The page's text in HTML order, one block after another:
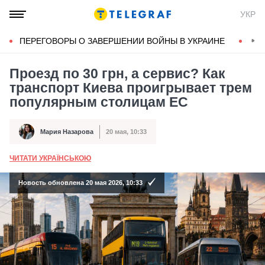
УКР
ПЕРЕГОВОРЫ О ЗАВЕРШЕНИИ ВОЙНЫ В УКРАИНЕ
Проезд по 30 грн, а сервис? Как
транспорт Киева проигрывает трем
популярным столицам ЕС
Автор Мария Назарова
Дата публикации 20 мая, 10:33
ЧИТАТИ УКРАЇНСЬКОЮ
Новость обновлена 20 мая 2026, 10:33